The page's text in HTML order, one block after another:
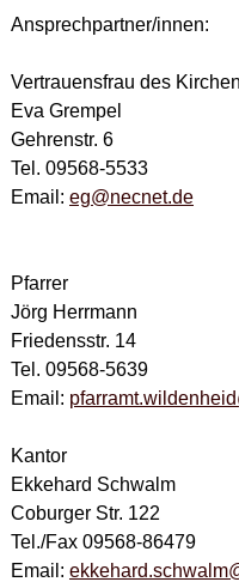
Ansprechpartner/innen:
Vertrauensfrau des
Eva Grempel
Gehrenstr. 6
Tel. 09568-5533
Email: eg@necnet.de
Pfarrer
Jörg Herrmann
Friedensstr. 14
Tel. 09568-5639
Email:
Kantor
Ekkehard Schwalm
Coburger Str. 122
Tel./Fax 09568-86479
Email: